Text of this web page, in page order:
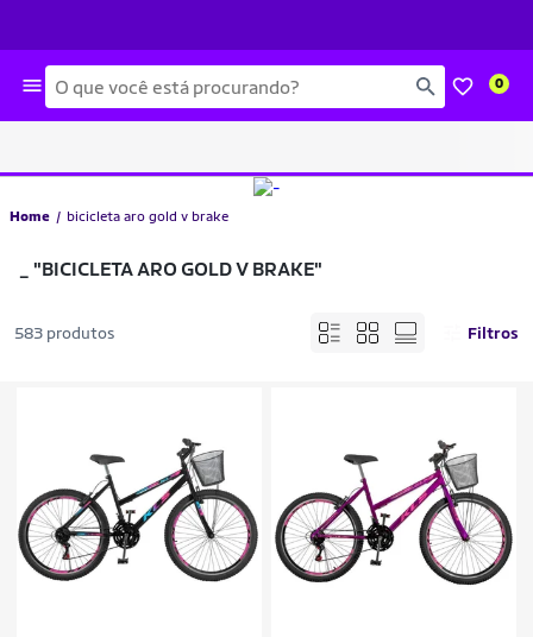
Busca 0
Home bicicleta aro gold v brake
"BICICLETA ARO GOLD V BRAKE"
583 produtos Filtros